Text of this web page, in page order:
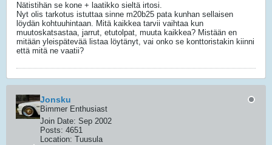
Nätistihän se kone + laatikko sieltä irtosi.
Nyt olis tarkotus istuttaa sinne m20b25 pata kunhan sellaisen
löydän kohtuuhintaan. Mitä kaikkea tarvii vaihtaa kun
muutoskatsastaa, jarrut, etutolpat, muuta kaikkea? Mistään en
mitään yleispätevää listaa löytänyt, vai onko se konttoristakin kiinni
että mitä ne vaatii?
Jonsku
Bimmer Enthusiast
Join Date: Sep 2002
Posts: 4651
Location: Tuusula